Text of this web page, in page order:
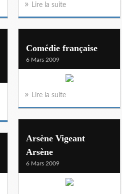
Lire la suite
Comédie française
6 Mars 2009
Lire la suite
Arsène Vigeant
Arsène
6 Mars 2009